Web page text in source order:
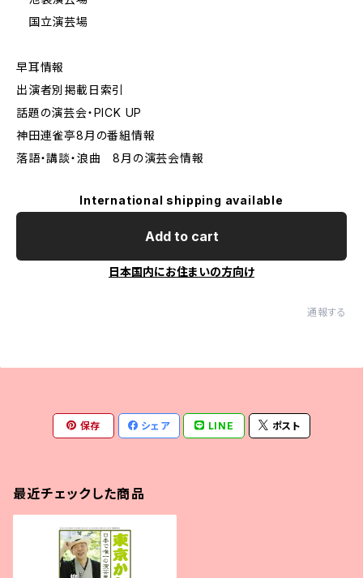
国立演芸場
早耳情報
出演者別掲載日索引
話題の演芸会・PICK UP
神田連雀亭8月の番組情報
落語・講談・浪曲 8月の演芸会情報
International shipping available
Add to cart
日本国内にお住まいの方向け
通報する
保存 シェア LINE ポスト
最近チェックした商品